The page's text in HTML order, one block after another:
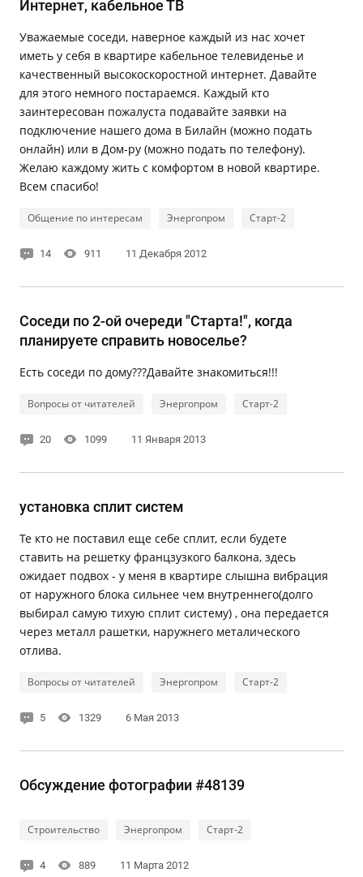
Интернет, кабельное ТВ
Уважаемые соседи, наверное каждый из нас хочет
иметь у себя в квартире кабельное телевиденье и
качественный высокоскоростной интернет. Давайте
для этого немного постараемся. Каждый кто
заинтересован пожалуста подавайте заявки на
подключение нашего дома в Билайн (можно подать
онлайн) или в Дом-ру (можно подать по телефону).
Желаю каждому жить с комфортом в новой квартире.
Всем спасибо!
Общение по интересам Энергопром Старт-2
14 911 11 Декабря 2012
Соседи по 2-ой очереди "Старта!", когда
планируете справить новоселье?
Есть соседи по дому???Давайте знакомиться!!!
Вопросы от читателей Энергопром Старт-2
20 1099 11 Января 2013
установка сплит систем
Те кто не поставил еще себе сплит, если будете
ставить на решетку францзузкого балкона, здесь
ожидает подвох - у меня в квартире слышна вибрация
от наружного блока сильнее чем внутреннего(долго
выбирал самую тихую сплит систему) , она передается
через металл рашетки, наружнего металического
отлива.
Вопросы от читателей Энергопром Старт-2
5 1329 6 Мая 2013
Обсуждение фотографии #48139
Строительство Энергопром Старт-2
4 889 11 Марта 2012